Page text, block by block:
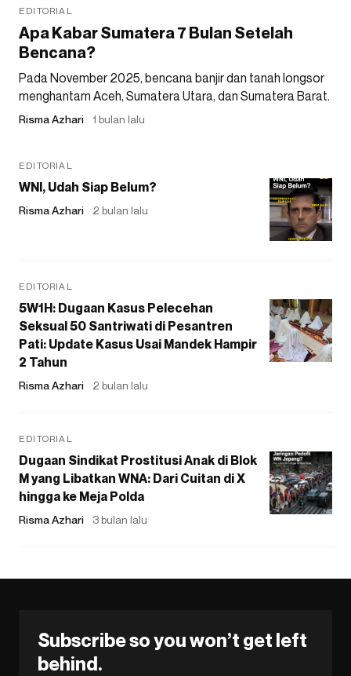
EDITORIAL
Apa Kabar Sumatera 7 Bulan Setelah
Bencana?
Pada November 2025, bencana banjir dan tanah longsor
menghantam Aceh, Sumatera Utara, dan Sumatera Barat.
Risma Azhari 1 bulan lalu
EDITORIAL
WNI, Udah Siap Belum?
Risma Azhari 2 bulan lalu
EDITORIAL
5W1H: Dugaan Kasus Pelecehan
Seksual 50 Santriwati di Pesantren
Pati: Update Kasus Usai Mandek Hampir
2 Tahun
Risma Azhari 2 bulan lalu
EDITORIAL
Dugaan Sindikat Prostitusi Anak di Blok
M yang Libatkan WNA: Dari Cuitan di X
hingga ke Meja Polda
Risma Azhari 3 bulan lalu
Subscribe so you won’t get left
behind.